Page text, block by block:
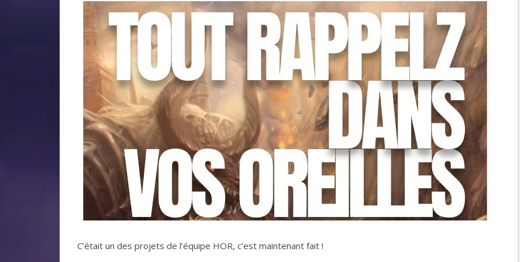
EPIC 6.2 : GOLDEN
EPIC 6.3 :
EPIC 7.1 : BREATH
EPIC 7.2 : OBSESSION
EPIC 7.3 : THE TRIAL
EPIC 7.4 : ANCIEN
EPIC 8.1 : RAGE DU
EPIC 8.2 : ABYSSES
EPIC 8.3 : PRÉSAGE
C’était un des projets de l’équipe HOR, c’est maintenant fait !